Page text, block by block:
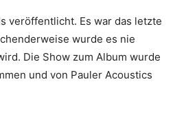
veröffentlicht. Es war das letzte
wurde es nie
Die Show zum Album wurde
und von Pauler Acoustics